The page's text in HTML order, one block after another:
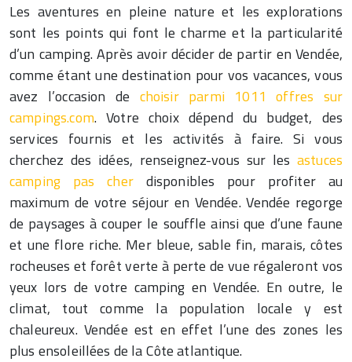
Les aventures en pleine nature et les explorations
sont les points qui font le charme et la particularité
d’un camping. Après avoir décider de partir en Vendée,
comme étant une destination pour vos vacances, vous
avez l’occasion de choisir parmi 1011 offres sur
campings.com. Votre choix dépend du budget, des
services fournis et les activités à faire. Si vous
cherchez des idées, renseignez-vous sur les astuces
camping pas cherdisponibles pour profiter au
maximum de votre séjour en Vendée. Vendée regorge
de paysages à couper le souffle ainsi que d’une faune
et une flore riche. Mer bleue, sable fin, marais, côtes
rocheuses et forêt verte à perte de vue régaleront vos
yeux lors de votre camping en Vendée. En outre, le
climat, tout comme la population locale y est
chaleureux. Vendée est en effet l’une des zones les
plus ensoleillées de la Côte atlantique.